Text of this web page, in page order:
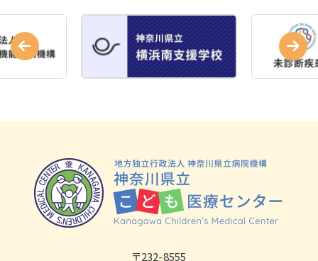
〒232-8555